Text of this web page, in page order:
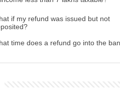
if my refund was issued but not
time does a refund go into the